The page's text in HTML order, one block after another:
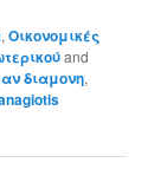
,Οικονομικές
and
διαμονη,